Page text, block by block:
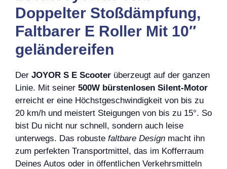
Doppelter Stoßdämpfung,
Faltbarer E Roller Mit 10″
geländereifen
Der JOYOR S E Scooter überzeugt auf der ganzen
Linie. Mit seiner 500W bürstenlosen Silent-Motor
erreicht er eine Höchstgeschwindigkeit von bis zu
20 km/h und meistert Steigungen von bis zu 15°. So
bist Du nicht nur schnell, sondern auch leise
unterwegs. Das robuste faltbare Design macht ihn
zum perfekten Transportmittel, das im Kofferraum
Deines Autos oder in öffentlichen Verkehrsmitteln